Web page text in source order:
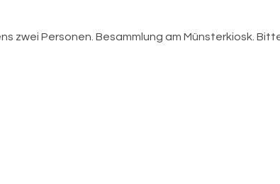
zwei Personen. Besammlung am Münsterkiosk.